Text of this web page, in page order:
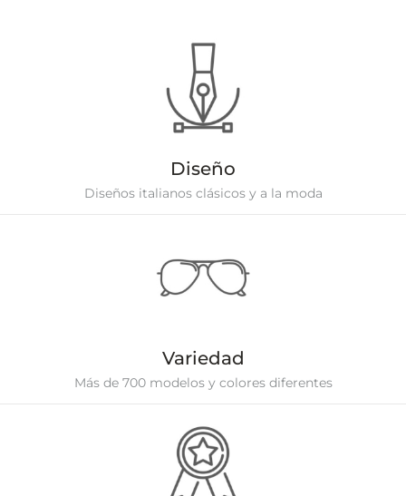
Diseño
Diseños italianos clásicos y a la moda
Variedad
Más de 700 modelos y colores diferentes